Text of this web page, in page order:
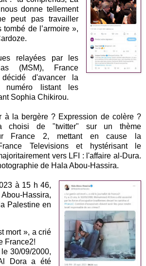
donne tellement
peut pas travailler
tombé de l’armoire »,
relayées par les
(MSM), France
d'avancer la
numéro listant les
Sophia Chikirou.
à la bergère ? Expression de colère ?
choisi de "twitter" sur un thème
France 2, mettant en cause la
Televisions et hystérisant le
vers LFI : l'affaire al-Dura.
de Hala Abou-Hassira.
à 15 h 46,
Palestine en
mort », a crié
France2!
30/09/2000,
Dora a été